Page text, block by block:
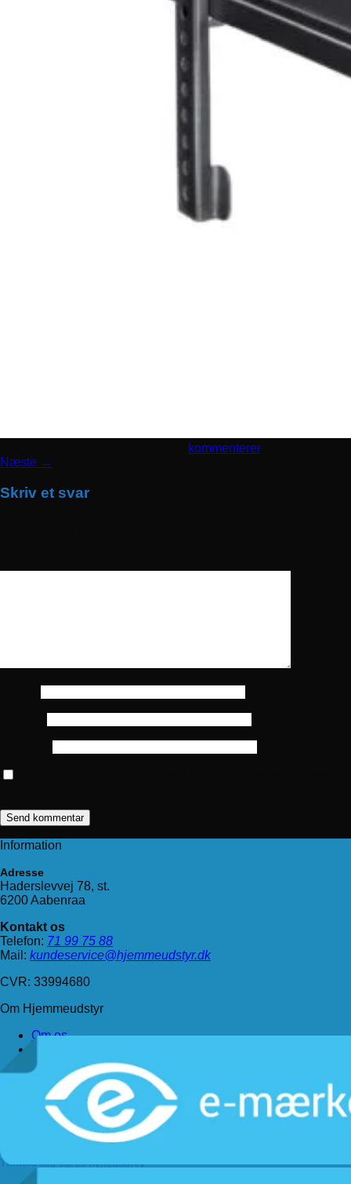
kommenterer.
Næste →
Skriv et svar
Information
Adresse
Haderslevvej 78, st.
6200 Aabenraa
Kontakt os
Telefon: 71 99 75 88
Mail: kundeservice@hjemmeudstyr.dk
CVR: 33994680
Om Hjemmeudstyr
Om os
Levering
Kundeservice
Returnering
Privatlivspolitik
Tilmeld dig vores nyhedsbrev